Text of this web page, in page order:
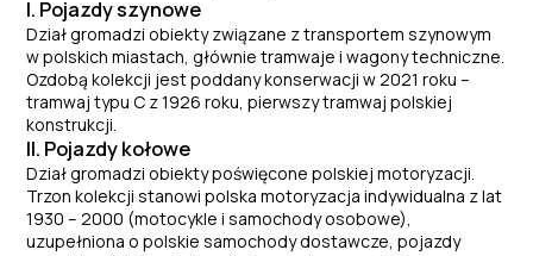
I. Pojazdy szynowe
Dział gromadzi obiekty związane z transportem szynowym
w polskich miastach, głównie tramwaje i wagony techniczne.
Ozdobą kolekcji jest poddany konserwacji w 2021 roku –
tramwaj typu C z 1926 roku, pierwszy tramwaj polskiej
konstrukcji.
II. Pojazdy kołowe
Dział gromadzi obiekty poświęcone polskiej motoryzacji.
Trzon kolekcji stanowi polska motoryzacja indywidualna z lat
1930 – 2000 (motocykle i samochody osobowe),
uzupełniona o polskie samochody dostawcze, pojazdy